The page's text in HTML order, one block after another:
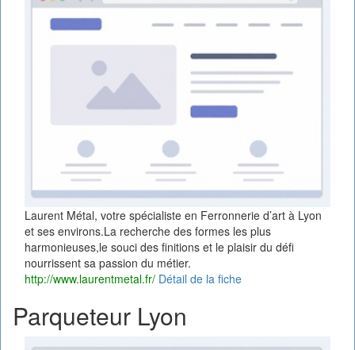
Laurent Métal, votre spécialiste en Ferronnerie d’art à Lyon
et ses environs.La recherche des formes les plus
harmonieuses,le souci des finitions et le plaisir du défi
nourrissent sa passion du métier.
http://www.laurentmetal.fr/ Détail de la fiche
Parqueteur Lyon